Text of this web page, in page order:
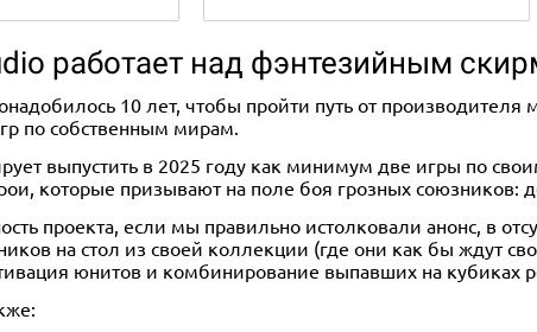
10+
10+
работает над фэнтезийным
10 лет, чтобы пройти путь от
по собственным мирам.
выпустить в 2025 году как минимум две игры по
которые призывают на поле боя грозных союзников:
проекта, если мы правильно истолковали анонс, в
на стол из своей коллекции (где они как бы ждут
юнитов и комбинирование выпавших на кубиках